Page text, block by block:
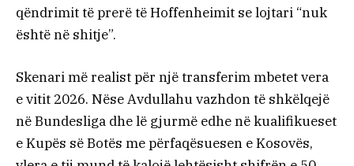
qëndrimit të prerë të Hoffenheimit se lojtari “nuk
është në shitje”.
Skenari më realist për një transferim mbetet vera
e vitit 2026. Nëse Avdullahu vazhdon të shkëlqejë
në Bundesliga dhe lë gjurmë edhe në kualifikueset
e Kupës së Botës me përfaqësuesen e Kosovës,